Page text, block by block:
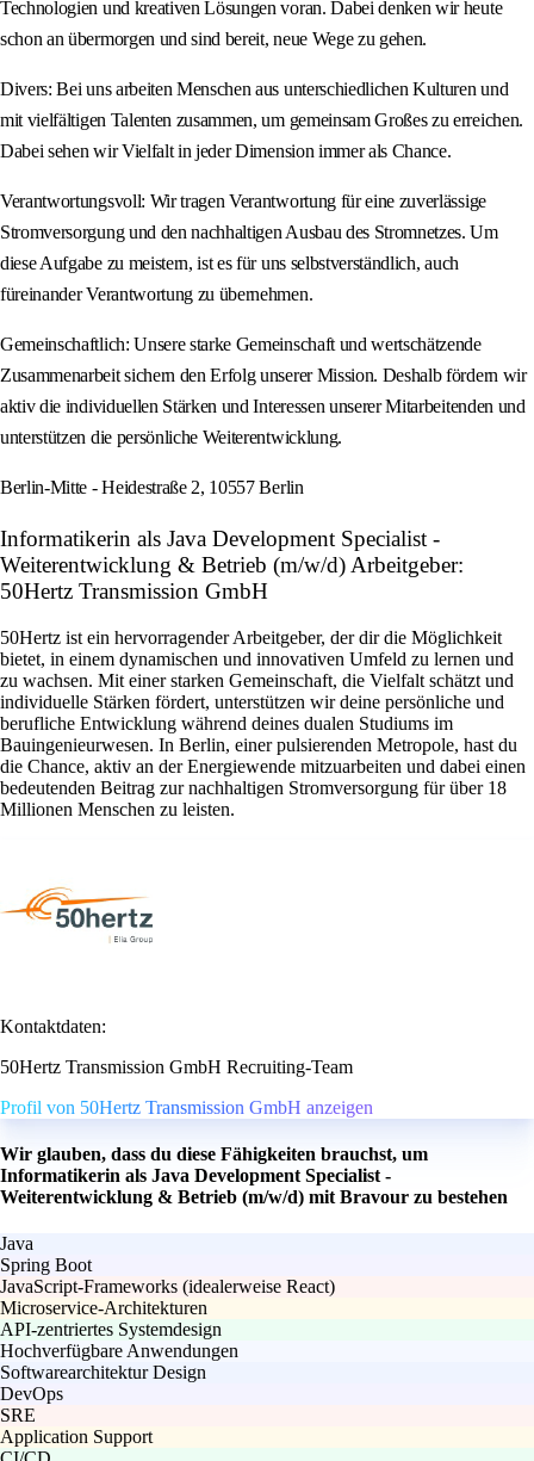
Technologien und kreativen Lösungen voran. Dabei denken wir heute
schon an übermorgen und sind bereit, neue Wege zu gehen.
Divers: Bei uns arbeiten Menschen aus unterschiedlichen Kulturen und
mit vielfältigen Talenten zusammen, um gemeinsam Großes zu erreichen.
Dabei sehen wir Vielfalt in jeder Dimension immer als Chance.
Verantwortungsvoll: Wir tragen Verantwortung für eine zuverlässige
Stromversorgung und den nachhaltigen Ausbau des Stromnetzes. Um
diese Aufgabe zu meistern, ist es für uns selbstverständlich, auch
füreinander Verantwortung zu übernehmen.
Gemeinschaftlich: Unsere starke Gemeinschaft und wertschätzende
Zusammenarbeit sichern den Erfolg unserer Mission. Deshalb fördern wir
aktiv die individuellen Stärken und Interessen unserer Mitarbeitenden und
unterstützen die persönliche Weiterentwicklung.
Berlin-Mitte - Heidestraße 2, 10557 Berlin
Informatikerin als Java Development Specialist -
Weiterentwicklung & Betrieb (m/w/d) Arbeitgeber:
50Hertz Transmission GmbH
50Hertz ist ein hervorragender Arbeitgeber, der dir die Möglichkeit
bietet, in einem dynamischen und innovativen Umfeld zu lernen und
zu wachsen. Mit einer starken Gemeinschaft, die Vielfalt schätzt und
individuelle Stärken fördert, unterstützen wir deine persönliche und
berufliche Entwicklung während deines dualen Studiums im
Bauingenieurwesen. In Berlin, einer pulsierenden Metropole, hast du
die Chance, aktiv an der Energiewende mitzuarbeiten und dabei einen
bedeutenden Beitrag zur nachhaltigen Stromversorgung für über 18
Millionen Menschen zu leisten.
Kontaktdaten:
50Hertz Transmission GmbH Recruiting-Team
Profil von 50Hertz Transmission GmbH anzeigen
Wir glauben, dass du diese Fähigkeiten brauchst, um
Informatikerin als Java Development Specialist -
Weiterentwicklung & Betrieb (m/w/d) mit Bravour zu bestehen
Java
Spring Boot
JavaScript-Frameworks (idealerweise React)
Microservice-Architekturen
API-zentriertes Systemdesign
Hochverfügbare Anwendungen
Softwarearchitektur Design
DevOps
SRE
Application Support